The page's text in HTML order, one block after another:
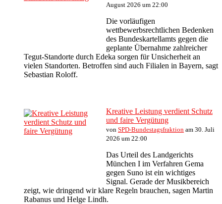
August 2026 um 22:00
Die vorläufigen
wettbewerbsrechtlichen Bedenken
des Bundeskartellamts gegen die
geplante Übernahme zahlreicher
Tegut-Standorte durch Edeka sorgen für Unsicherheit an
vielen Standorten. Betroffen sind auch Filialen in Bayern, sagt
Sebastian Roloff.
Kreative Leistung verdient Schutz
und faire Vergütung
von SPD-Bundestagsfraktion am 30. Juli
2026 um 22:00
Das Urteil des Landgerichts
München I im Verfahren Gema
gegen Suno ist ein wichtiges
Signal. Gerade der Musikbereich
zeigt, wie dringend wir klare Regeln brauchen, sagen Martin
Rabanus und Helge Lindh.